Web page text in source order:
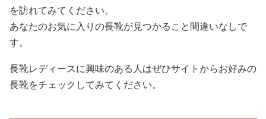
を訪れてみてください。
あなたのお気に入りの長靴が見つかること間違いなしで
す。
長靴レディースに興味のある人はぜひサイトからお好みの
長靴をチェックしてみてください。